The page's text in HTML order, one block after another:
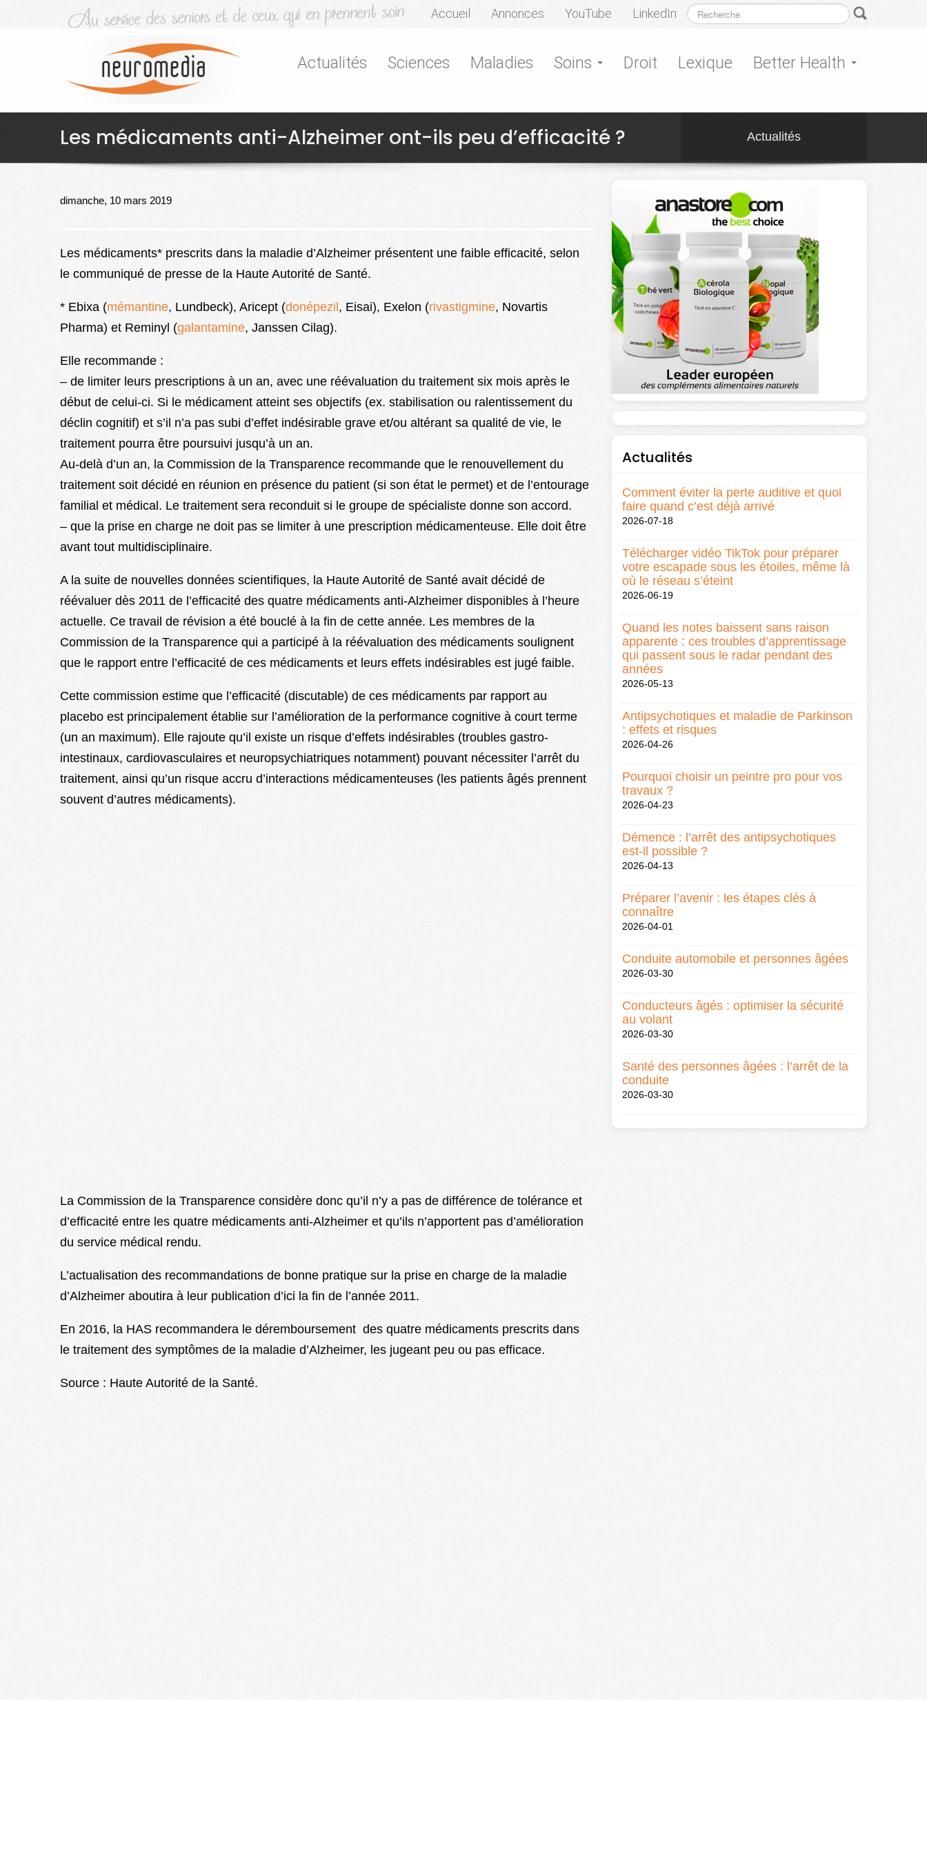
Accueil Annonces YouTube LinkedIn
Actualités Sciences Maladies Soins Droit Lexique Better Health
Les médicaments anti-Alzheimer ont-ils peu d’efficacité ? Actualités
dimanche, 10 mars 2019
Les médicaments* prescrits dans la maladie d’Alzheimer présentent une faible efficacité, selon
le communiqué de presse de la Haute Autorité de Santé.
* Ebixa (mémantine, Lundbeck), Aricept (donépezil , Eisai), Exelon (rivastigmine, Novartis
Pharma) et Reminyl (galantamine, Janssen Cilag).
Elle recommande :
– de limiter leurs prescriptions à un an, avec une réévaluation du traitement six mois après le
début de celui-ci. Si le médicament atteint ses objectifs (ex. stabilisation ou ralentissement du
déclin cognitif) et s’il n’a pas subi d’effet indésirable grave et/ou altérant sa qualité de vie, le
traitement pourra être poursuivi jusqu’à un an.
Au-delà d’un an, la Commission de la Transparence recommande que le renouvellement du
traitement soit décidé en réunion en présence du patient (si son état le permet) et de l’entourage
familial et médical. Le traitement sera reconduit si le groupe de spécialiste donne son accord.
– que la prise en charge ne doit pas se limiter à une prescription médicamenteuse. Elle doit être
avant tout multidisciplinaire.
A la suite de nouvelles données scientifiques, la Haute Autorité de Santé avait décidé de
réévaluer dès 2011 de l’efficacité des quatre médicaments anti-Alzheimer disponibles à l’heure
actuelle. Ce travail de révision a été bouclé à la fin de cette année. Les membres de la
Commission de la Transparence qui a participé à la réévaluation des médicaments soulignent
que le rapport entre l’efficacité de ces médicaments et leurs effets indésirables est jugé faible.
Cette commission estime que l’efficacité (discutable) de ces médicaments par rapport au
placebo est principalement établie sur l’amélioration de la performance cognitive à court terme
(un an maximum). Elle rajoute qu’il existe un risque d’effets indésirables (troubles gastro-
intestinaux, cardiovasculaires et neuropsychiatriques notamment) pouvant nécessiter l’arrêt du
traitement, ainsi qu’un risque accru d’interactions médicamenteuses (les patients âgés prennent
souvent d’autres médicaments).
La Commission de la Transparence considère donc qu’il n’y a pas de différence de tolérance et
d’efficacité entre les quatre médicaments anti-Alzheimer et qu’ils n’apportent pas d’amélioration
du service médical rendu.
L’actualisation des recommandations de bonne pratique sur la prise en charge de la maladie
d’Alzheimer aboutira à leur publication d’ici la fin de l’année 2011.
En 2016, la HAS recommandera le déremboursement des quatre médicaments prescrits dans
le traitement des symptômes de la maladie d’Alzheimer, les jugeant peu ou pas efficace.
Source : Haute Autorité de la Santé.
Actualités
Comment éviter la perte auditive et quoi
faire quand c’est déjà arrivé
2026-07-18
Télécharger vidéo TikTok pour préparer
votre escapade sous les étoiles, même là
où le réseau s’éteint
2026-06-19
Quand les notes baissent sans raison
apparente : ces troubles d’apprentissage
qui passent sous le radar pendant des
années
2026-05-13
Antipsychotiques et maladie de Parkinson
: effets et risques
2026-04-26
Pourquoi choisir un peintre pro pour vos
travaux ?
2026-04-23
Démence : l’arrêt des antipsychotiques
est-il possible ?
2026-04-13
Préparer l’avenir : les étapes clés à
connaître
2026-04-01
Conduite automobile et personnes âgées
2026-03-30
Conducteurs âgés : optimiser la sécurité
au volant
2026-03-30
Santé des personnes âgées : l’arrêt de la
conduite
2026-03-30